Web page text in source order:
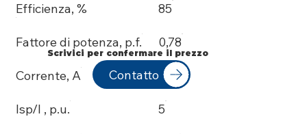
Efficienza, % 85
Fattore di potenza, p.f. 0,78
Corrente, A 24
Isp/I , p.u. 5
Scrivici per confermare il prezzo
Contatto